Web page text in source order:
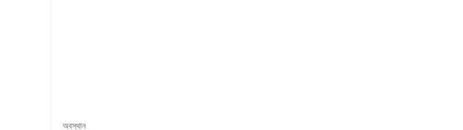
অবস্থান